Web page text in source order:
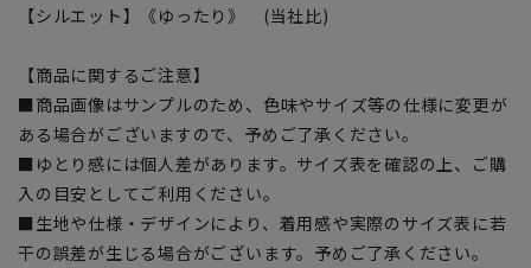
【シルエット】《ゆったり》 (当社比)
【商品に関するご注意】
■商品画像はサンプルのため、色味やサイズ等の仕様に変更が
ある場合がございますので、予めご了承ください。
■ゆとり感には個人差があります。サイズ表を確認の上、ご購
入の目安としてご利用ください。
■生地や仕様・デザインにより、着用感や実際のサイズ表に若
干の誤差が生じる場合がございます。予めご了承ください。